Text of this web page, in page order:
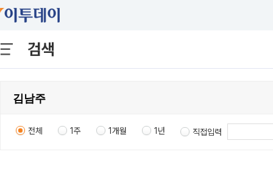
검색
전체 1주 1개월 1년 직접입력